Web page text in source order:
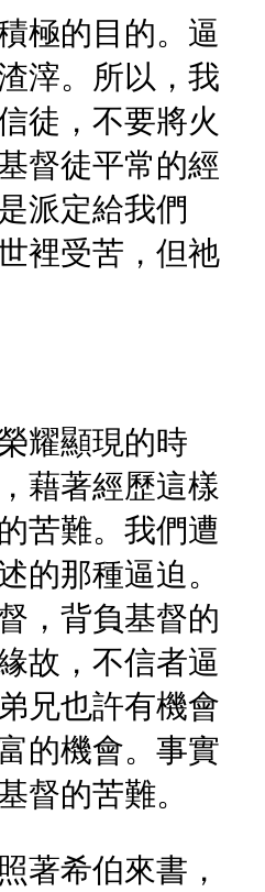
極的目的。逼
滓。所以，我
徒，不要將火
督徒平常的經
派定給我們
裡受苦，但祂
耀顯現的時
藉著經歷這樣
苦難。我們遭
的那種逼迫。
，背負基督的
故，不信者逼
兄也許有機會
的機會。事實
督的苦難。
著希伯來書，